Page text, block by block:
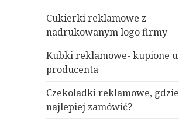
Cukierki reklamowe z
nadrukowanym logo firmy
Kubki reklamowe- kupione u
producenta
Czekoladki reklamowe, gdzie
najlepiej zamówić?